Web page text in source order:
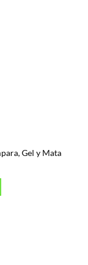
Gel y Mata